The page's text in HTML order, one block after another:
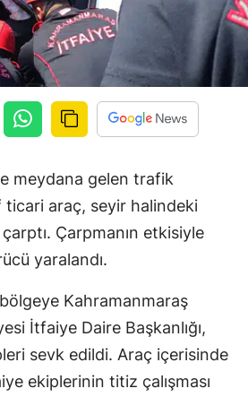
meydana gelen trafik
ticari araç, seyir halindeki
Çarpmanın etkisiyle
yaralandı.
Kahramanmaraş
İtfaiye Daire Başkanlığı,
sevk edildi. Araç içerisinde
ekiplerinin titiz çalışması